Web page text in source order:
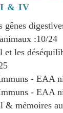
& IV
gênes
:10/24
et les
- EAA
- EAA
& mémoires